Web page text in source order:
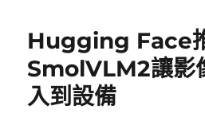
Hugging Face
SmolVLM2讓影
入到設備